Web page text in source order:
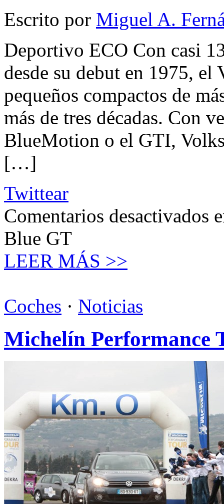
Escrito por Miguel A.
Deportivo ECO Con casi
desde su debut en 1975, el
pequeños compactos de
más de tres décadas. Con
BlueMotion o el GTI,
[…]
Twittear
Comentarios desactivados
Blue GT
LEER MÁS >>
Coches · Noticias
Michelín Performance